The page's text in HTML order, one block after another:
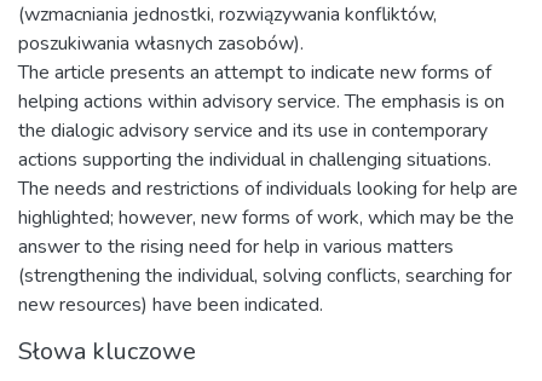
(wzmacniania jednostki, rozwiązywania konfliktów,
poszukiwania własnych zasobów).
The article presents an attempt to indicate new forms of
helping actions within advisory service. The emphasis is on
the dialogic advisory service and its use in contemporary
actions supporting the individual in challenging situations.
The needs and restrictions of individuals looking for help are
highlighted; however, new forms of work, which may be the
answer to the rising need for help in various matters
(strengthening the individual, solving conflicts, searching for
new resources) have been indicated.
Słowa kluczowe